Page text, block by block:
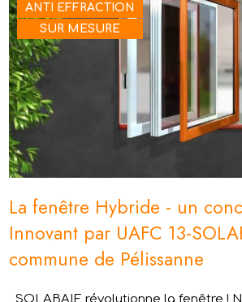
ANTI EFFRACTION
SUR MESURE
La fenêtre Hybride - un
Innovant par UAFC 13-
commune de Pélissanne
SOLABAIE révolutionne la fenêtre !